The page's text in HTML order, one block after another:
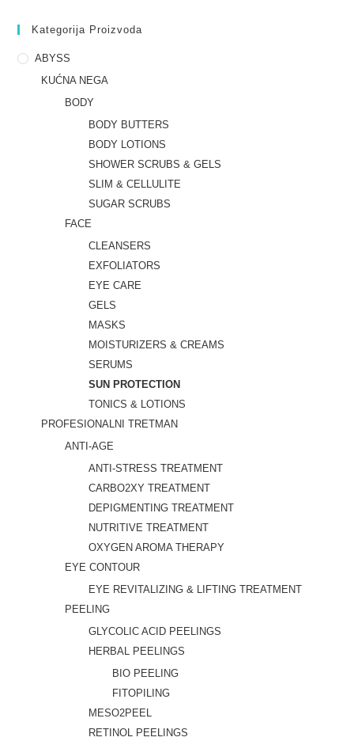
Kategorija Proizvoda
ABYSS
KUĆNA NEGA
BODY
BODY BUTTERS
BODY LOTIONS
SHOWER SCRUBS & GELS
SLIM & CELLULITE
SUGAR SCRUBS
FACE
CLEANSERS
EXFOLIATORS
EYE CARE
GELS
MASKS
MOISTURIZERS & CREAMS
SERUMS
SUN PROTECTION
TONICS & LOTIONS
PROFESIONALNI TRETMAN
ANTI-AGE
ANTI-STRESS TREATMENT
CARBO2XY TREATMENT
DEPIGMENTING TREATMENT
NUTRITIVE TREATMENT
OXYGEN AROMA THERAPY
EYE CONTOUR
EYE REVITALIZING & LIFTING TREATMENT
PEELING
GLYCOLIC ACID PEELINGS
HERBAL PEELINGS
BIO PEELING
FITOPILING
MESO2PEEL
RETINOL PEELINGS